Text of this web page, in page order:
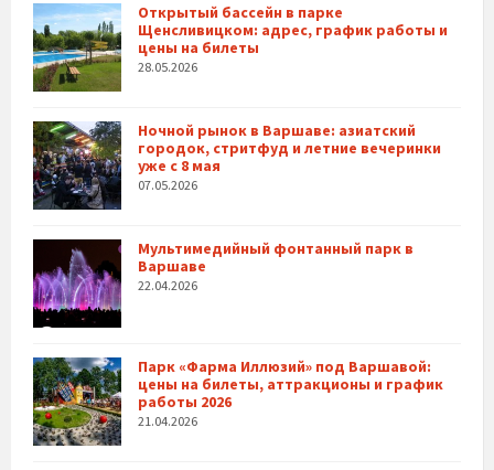
Открытый бассейн в парке
Щенсливицком: адрес, график работы и
цены на билеты
28.05.2026
Ночной рынок в Варшаве: азиатский
городок, стритфуд и летние вечеринки
уже с 8 мая
07.05.2026
Мультимедийный фонтанный парк в
Варшаве
22.04.2026
Парк «Фарма Иллюзий» под Варшавой:
цены на билеты, аттракционы и график
работы 2026
21.04.2026